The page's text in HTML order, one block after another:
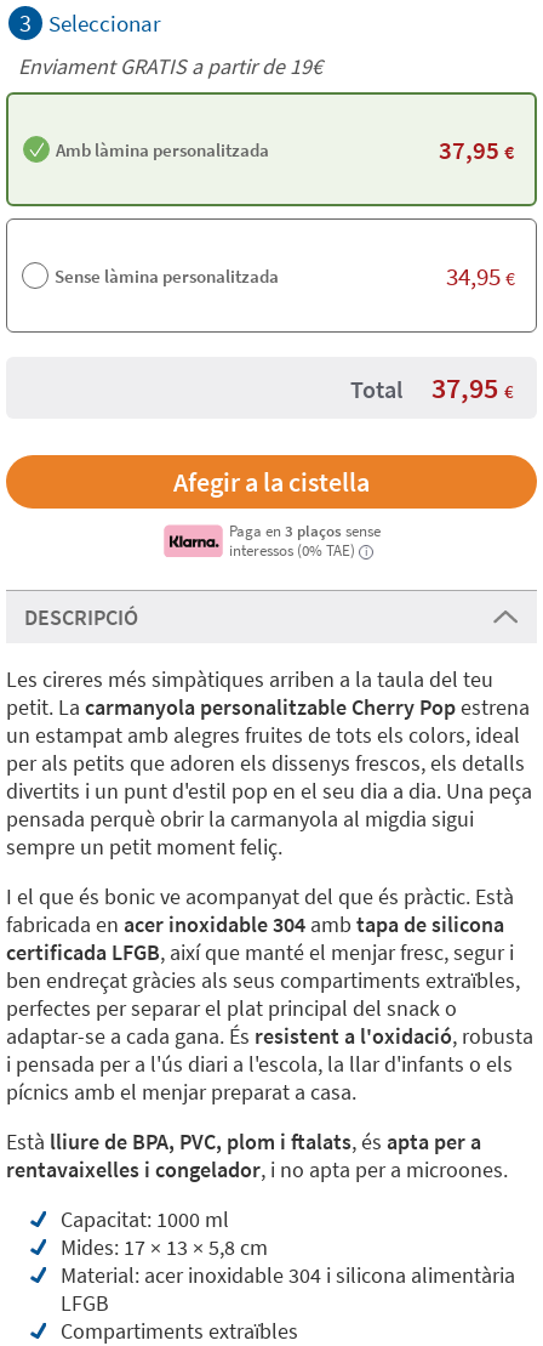
3 Seleccionar
Enviament GRATIS a partir de 19€
Amb làmina personalitzada 37,95 €
Sense làmina personalitzada 34,95 €
Total 37,95 €
Paga en 3 plaços sense
interessos (0% TAE)
i
DESCRIPCIÓ
Les cireres més simpàtiques arriben a la taula del teu
petit. La carmanyola personalitzable Cherry Popestrena
un estampat amb alegres fruites de tots els colors, ideal
per als petits que adoren els dissenys frescos, els detalls
divertits i un punt d'estil pop en el seu dia a dia. Una peça
pensada perquè obrir la carmanyola al migdia sigui
sempre un petit moment feliç.
I el que és bonic ve acompanyat del que és pràctic. Està
fabricada en acer inoxidable 304 amb tapa de silicona
certificada LFGB, així que manté el menjar fresc, segur i
ben endreçat gràcies als seus compartiments extraïbles,
perfectes per separar el plat principal del snack o
adaptar-se a cada gana. És resistent a l'oxidació, robusta
i pensada per a l'ús diari a l'escola, la llar d'infants o els
pícnics amb el menjar preparat a casa.
Està lliure de BPA, PVC, plom i ftalats, és apta per a
rentavaixelles i congelador, i no apta per a microones.
Capacitat: 1000 ml
Mides: 17 × 13 × 5,8 cm
Material: acer inoxidable 304 i silicona alimentària
LFGB
Compartiments extraïbles